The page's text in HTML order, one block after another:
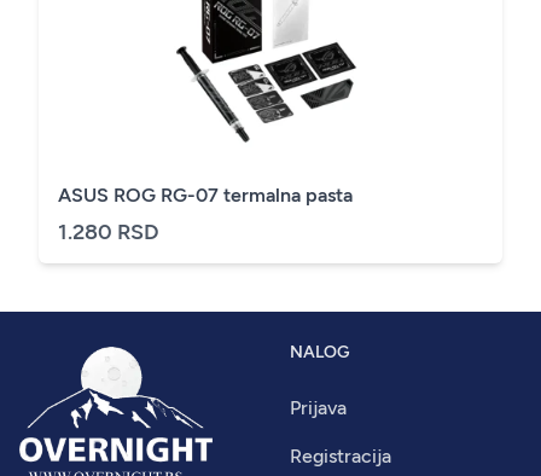
ASUS ROG RG-07 termalna pasta
1.280 RSD
NALOG
Prijava
Registracija